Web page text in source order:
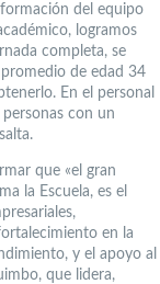
del equipo
logramos
completa, se
de edad 34
En el personal
con un
que «el gran
la Escuela, es el
en la
y el apoyo al
que lidera,